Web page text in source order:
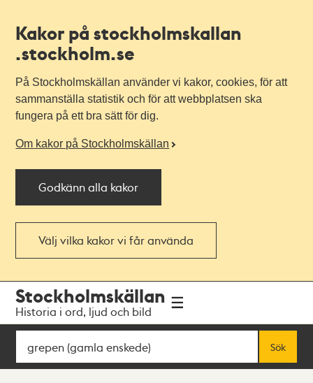
Kakor på stockholmskallan
.stockholm.se
På Stockholmskällan använder vi kakor, cookies, för att
sammanställa statistik och för att webbplatsen ska
fungera på ett bra sätt för dig.
Om kakor på Stockholmskällan
Godkänn alla kakor
Välj vilka kakor vi får använda
navigationen
huvudinnehållet
Stockholmskällan
Historia i ord, ljud och bild
Sök
Sök